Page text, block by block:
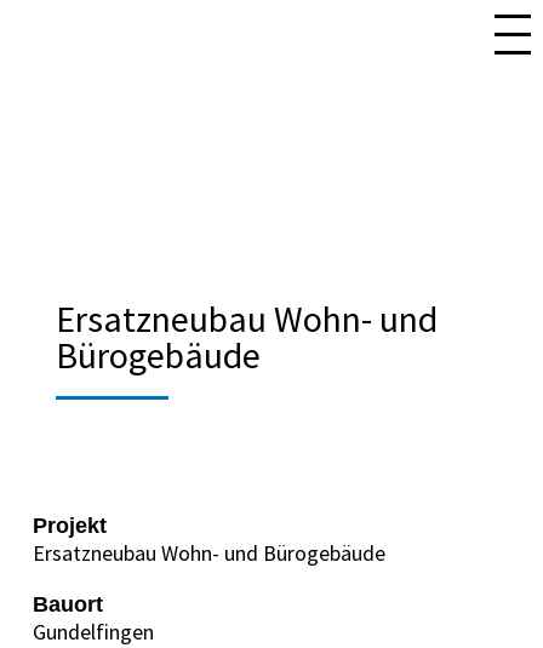
Ersatzneubau Wohn- und
Bürogebäude
Projekt
Ersatzneubau Wohn- und Bürogebäude
Bauort
Gundelfingen